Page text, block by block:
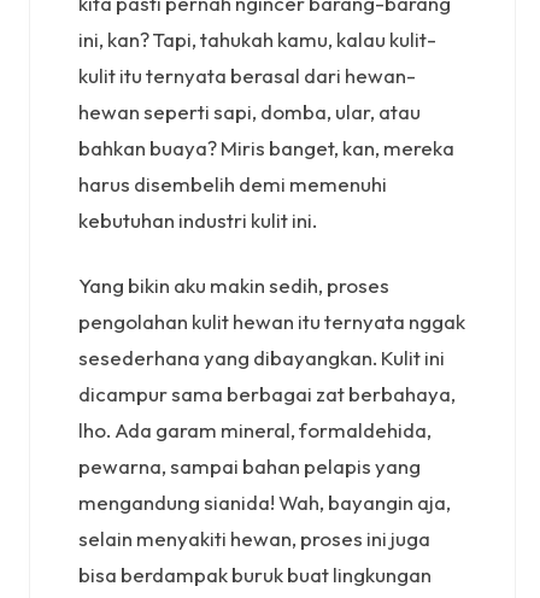
ini, kan? Tapi, tahukah kamu, kalau kulit-
kulit itu ternyata berasal dari hewan-
hewan seperti sapi, domba, ular, atau
bahkan buaya? Miris banget, kan, mereka
harus disembelih demi memenuhi
kebutuhan industri kulit ini.
Yang bikin aku makin sedih, proses
pengolahan kulit hewan itu ternyata nggak
sesederhana yang dibayangkan. Kulit ini
dicampur sama berbagai zat berbahaya,
lho. Ada garam mineral, formaldehida,
pewarna, sampai bahan pelapis yang
mengandung sianida! Wah, bayangin aja,
selain menyakiti hewan, proses ini juga
bisa berdampak buruk buat lingkungan